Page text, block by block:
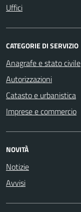
Uffici
CATEGORIE DI SERVIZIO
Anagrafe e stato civile
Autorizzazioni
Catasto e urbanistica
Imprese e commercio
NOVITÀ
Notizie
Avvisi